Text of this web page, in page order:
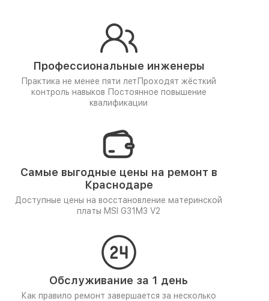
Профессиональные инженеры
Практика не менее пяти лет Проходят жёсткий
контроль навыков Постоянное повышение
квалификации
Самые выгодные цены на ремонт в
Краснодаре
Доступные цены на восстановление материнской
платы MSI G31M3 V2
Обслуживание за 1 день
Как правило ремонт завершается за несколько